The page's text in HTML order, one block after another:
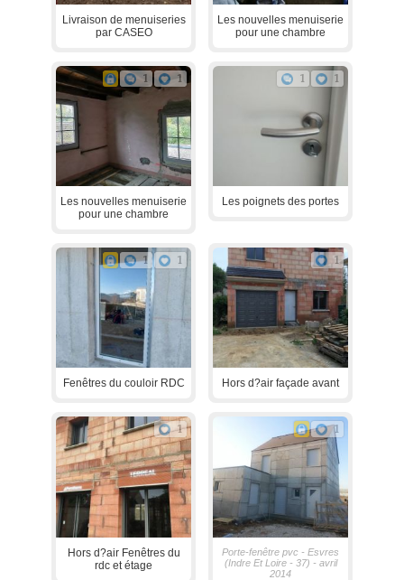
Livraison de menuiseries
par CASEO
Les nouvelles menuiserie
pour une chambre
1 1
Les nouvelles menuiserie
pour une chambre
1 1
Les poignets des portes
1 1
Fenêtres du couloir RDC
1
Hors d?air façade avant
1
Hors d?air Fenêtres du
rdc et étage
1
Porte-fenêtre pvc - Esvres
(Indre Et Loire - 37) - avril
2014